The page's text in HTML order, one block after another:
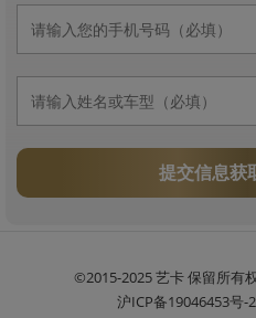
提交信息获
©2015-2025 艺卡 保留所有
沪ICP备19046453号-2